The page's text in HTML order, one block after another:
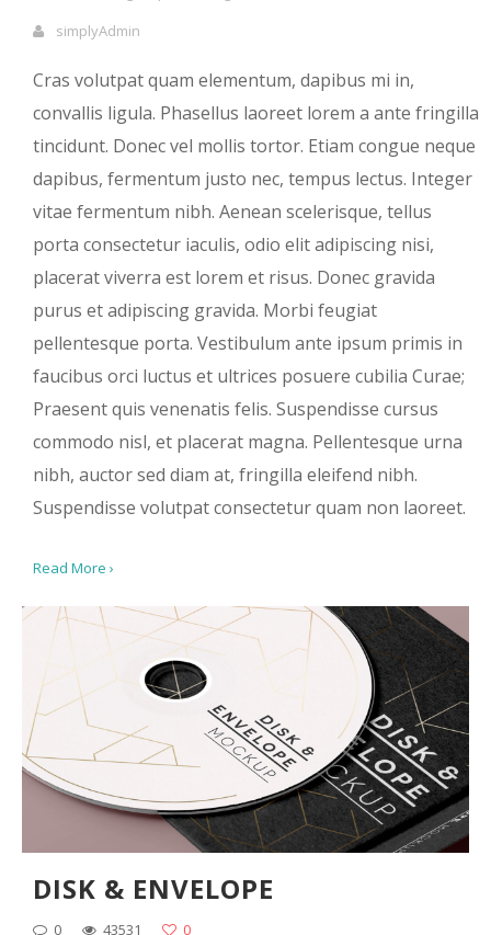
simplyAdmin
Cras volutpat quam elementum, dapibus mi in,
convallis ligula. Phasellus laoreet lorem a ante fringilla
tincidunt. Donec vel mollis tortor. Etiam congue neque
dapibus, fermentum justo nec, tempus lectus. Integer
vitae fermentum nibh. Aenean scelerisque, tellus
porta consectetur iaculis, odio elit adipiscing nisi,
placerat viverra est lorem et risus. Donec gravida
purus et adipiscing gravida. Morbi feugiat
pellentesque porta. Vestibulum ante ipsum primis in
faucibus orci luctus et ultrices posuere cubilia Curae;
Praesent quis venenatis felis. Suspendisse cursus
commodo nisl, et placerat magna. Pellentesque urna
nibh, auctor sed diam at, fringilla eleifend nibh.
Suspendisse volutpat consectetur quam non laoreet.
Read More ›
DISK & ENVELOPE
0 43531 0